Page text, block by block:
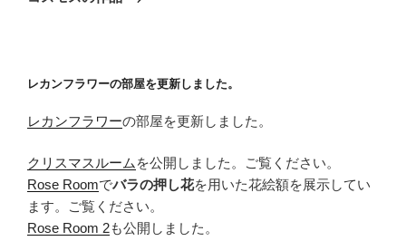
レカンフラワーの部屋を更新しました。
レカンフラワーの部屋を更新しました。
クリスマスルーム を公開しました。ご覧ください。
Rose Roomでバラの押し花を用いた花絵額を展示してい
ます。ご覧ください。
Rose Room 2も公開しました。